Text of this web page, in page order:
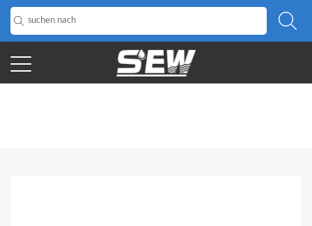
HOME / Produkt
/
Neues Design flexible Küche und Bad Silikonhahn Küchenarmatur